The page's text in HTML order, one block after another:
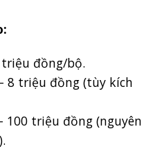
đồng/bộ.
đồng (tùy kích
triệu đồng (nguyên